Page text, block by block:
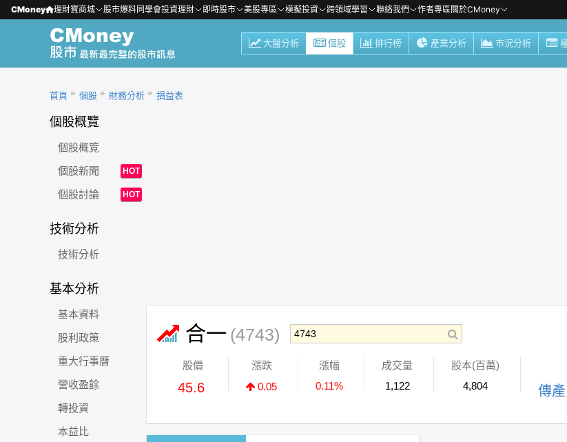
CMoney 理財寶商城 股市爆料同學會投資理財 即時股市 美股專區 模擬投資 跨領域學習 聯絡我們 作者專區關於CMoney
大盤分析 個股 排行榜 產業分析 市況分析
首頁 個股 財務分析 損益表
個股概覽
個股概覽
個股新聞
HOT
個股討論 HOT
技術分析
技術分析
基本分析
基本資料
股利政策
重大行事曆
營收盈餘
轉投資
本益比
合一 (4743)
股價
45.6
漲跌
0.05
漲幅
0.11%
成交量
1,122
股本(百萬)
4,804
傳